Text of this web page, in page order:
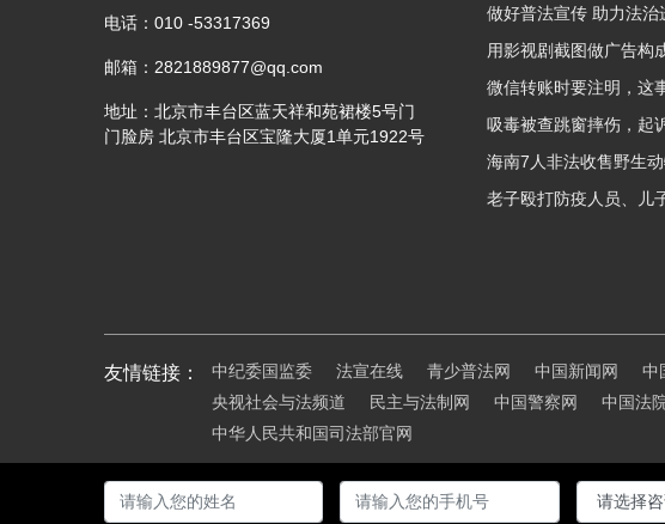
电话： 010 -53317369
邮箱： 2821889877@qq.com
地址： 北京市丰台区蓝天祥和苑裙楼5号门
门脸房 北京市丰台区宝隆大厦1单元1922号
做好普法宣传 助力法治
友情链接： 中纪委国监委 法宣在线 青少普法网 中国新闻网 中
央视社会与法频道
民主与法制网 中国警察网 中国法
中华人民共和国司法部官网
学术支持： 中国文联华夏文化促进会法治教育与援助委员会 主管：宇华法治网编委